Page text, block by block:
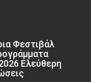
Φεστιβάλ
Ελεύθερη